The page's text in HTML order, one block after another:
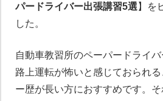
パードライバー出張講習5選 】を
した。
自動車教習所のペーパードライ
路上運転が怖いと感じておられ
ー歴が長い方におすすめです。